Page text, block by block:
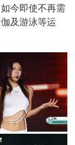
今即使不再需
及游泳等运